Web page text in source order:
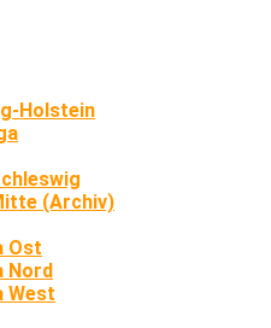
Holstein
(Archiv)
Ost
Nord
West